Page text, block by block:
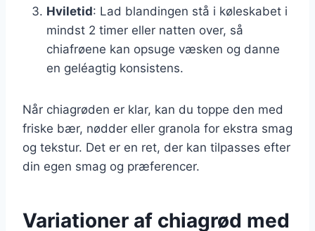
Hviletid: Lad blandingen stå i køleskabet i
mindst 2 timer eller natten over, så
chiafrøene kan opsuge væsken og danne
en geléagtig konsistens.
Når chiagrøden er klar, kan du toppe den med
friske bær, nødder eller granola for ekstra smag
og tekstur. Det er en ret, der kan tilpasses efter
din egen smag og præferencer.
Variationer af chiagrød med